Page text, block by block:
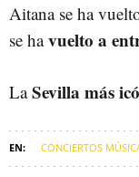
Aitana se ha
se havuelto a
LaSevilla más
CONCIERTOS